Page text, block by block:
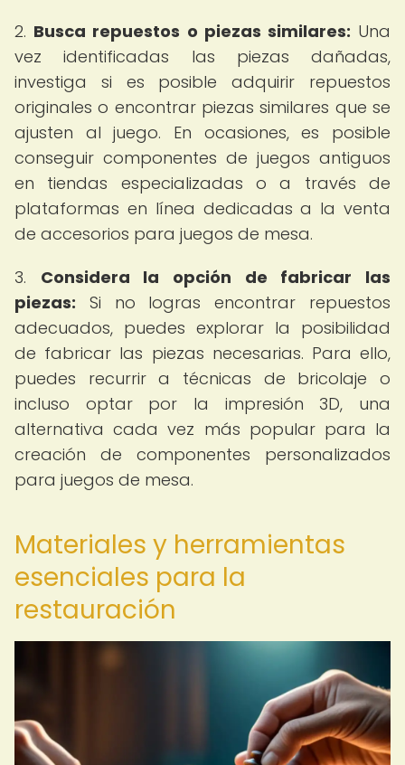
2. Busca repuestos o piezas similares: Una
vez identificadas las piezas dañadas,
investiga si es posible adquirir repuestos
originales o encontrar piezas similares que se
ajusten al juego. En ocasiones, es posible
conseguir componentes de juegos antiguos
en tiendas especializadas o a través de
plataformas en línea dedicadas a la venta
de accesorios para juegos de mesa.
3. Considera la opción de fabricar las
piezas: Si no logras encontrar repuestos
adecuados, puedes explorar la posibilidad
de fabricar las piezas necesarias. Para ello,
puedes recurrir a técnicas de bricolaje o
incluso optar por la impresión 3D, una
alternativa cada vez más popular para la
creación de componentes personalizados
para juegos de mesa.
Materiales y herramientas
esenciales para la
restauración